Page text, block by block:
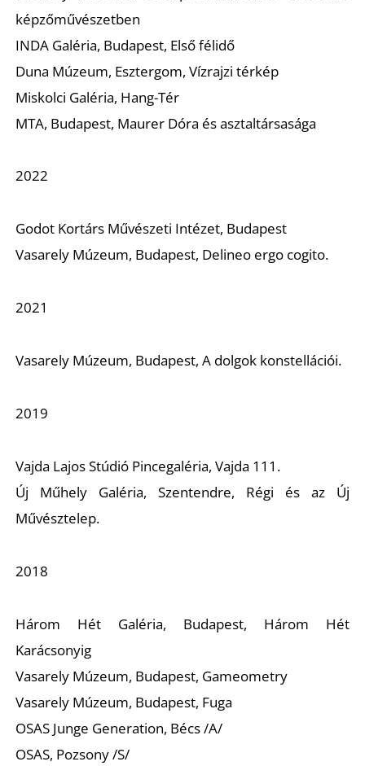
képzőművészetben
INDA Galéria, Budapest, Első félidő
Duna Múzeum, Esztergom, Vízrajzi térkép
Miskolci Galéria, Hang-Tér
MTA, Budapest, Maurer Dóra és asztaltársasága
2022
Godot Kortárs Művészeti Intézet, Budapest
Vasarely Múzeum, Budapest, Delineo ergo cogito.
2021
Vasarely Múzeum, Budapest, A dolgok konstellációi.
2019
Vajda Lajos Stúdió Pincegaléria, Vajda 111.
Új Műhely Galéria, Szentendre, Régi és az Új
Művésztelep.
2018
Három Hét Galéria, Budapest, Három Hét
Karácsonyig
Vasarely Múzeum, Budapest, Gameometry
Vasarely Múzeum, Budapest, Fuga
OSAS Junge Generation, Bécs /A/
OSAS, Pozsony /S/